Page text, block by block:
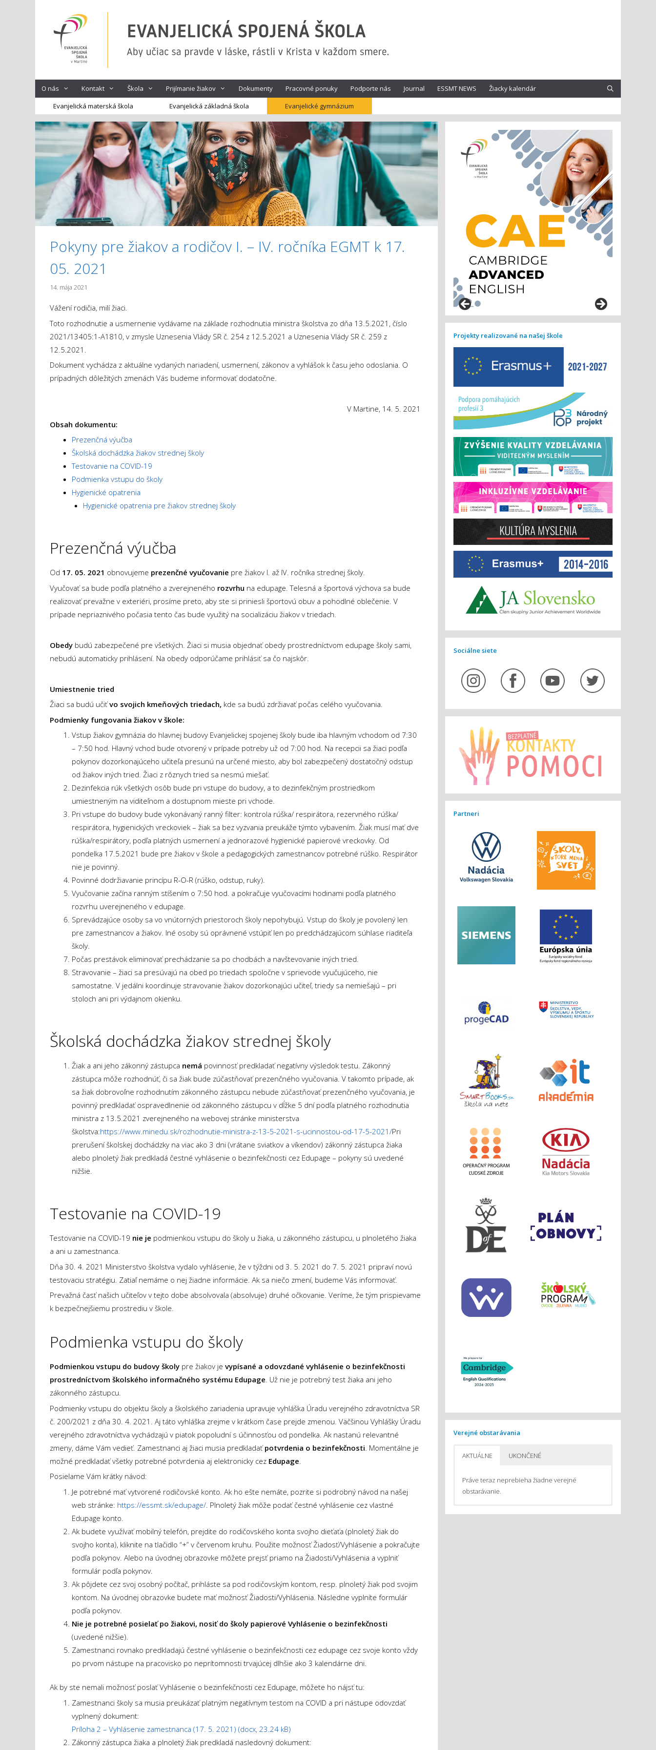
O nás Kontakt Škola Prijímanie žiakov Dokumenty Pracovné ponuky Podporte nás Journal ESSMT NEWS
Žiacky kalendár
Evanjelická materská škola
Evanjelická základná škola Evanjelické gymnázium
Pokyny pre žiakov a rodičov I. – IV. ročníka EGMT k 17.
05. 2021
14. mája 2021
Vážení rodičia, milí žiaci.
Toto rozhodnutie a usmernenie vydávame na základe rozhodnutia ministra školstva zo dňa 13.5.2021, číslo
2021/13405:1-A1810, v zmysle Uznesenia Vlády SR č. 254 z 12.5.2021 a Uznesenia Vlády SR č. 259 z
12.5.2021.
Dokument vychádza z aktuálne vydaných nariadení, usmernení, zákonov a vyhlášok k času jeho odoslania. O
prípadných dôležitých zmenách Vás budeme informovať dodatočne.
V Martine, 14. 5. 2021
Obsah dokumentu:
Prezenčná výučba
Školská dochádzka žiakov strednej školy
Testovanie na COVID-19
Podmienka vstupu do školy
Hygienické opatrenia
Hygienické opatrenia pre žiakov strednej školy
Prezenčná výučba
Od 17. 05. 2021 obnovujeme prezenčné vyučovanie pre žiakov I. až IV. ročníka strednej školy.
Vyučovať sa bude podľa platného a zverejneného rozvrhu na edupage. Telesná a športová výchova sa bude
realizovať prevažne v exteriéri, prosíme preto, aby ste si priniesli športovú obuv a pohodlné oblečenie. V
prípade nepriaznivého počasia tento čas bude využitý na socializáciu žiakov v triedach.
Obedy budú zabezpečené pre všetkých. Žiaci si musia objednať obedy prostredníctvom edupage školy sami,
nebudú automaticky prihlásení. Na obedy odporúčame prihlásiť sa čo najskôr.
Umiestnenie tried
Žiaci sa budú učiťvo svojich kmeňových triedach, kde sa budú zdržiavať počas celého vyučovania.
Podmienky fungovania žiakov v škole:
Vstup žiakov gymnázia do hlavnej budovy Evanjelickej spojenej školy bude iba hlavným vchodom od 7:30
– 7:50 hod. Hlavný vchod bude otvorený v prípade potreby už od 7:00 hod. Na recepcii sa žiaci podľa
pokynov dozorkonajúceho učiteľa presunú na určené miesto, aby bol zabezpečený dostatočný odstup
od žiakov iných tried. Žiaci z rôznych tried sa nesmú miešať.
Dezinfekcia rúk všetkých osôb bude pri vstupe do budovy, a to dezinfekčným prostriedkom
umiestneným na viditeľnom a dostupnom mieste pri vchode.
Pri vstupe do budovy bude vykonávaný ranný filter: kontrola rúška/ respirátora, rezervného rúška/
respirátora, hygienických vreckoviek – žiak sa bez vyzvania preukáže týmto vybavením. Žiak musí mať dve
rúška/respirátory, podľa platných usmernení a jednorazové hygienické papierové vreckovky. Od
pondelka 17.5.2021 bude pre žiakov v škole a pedagogických zamestnancov potrebné rúško. Respirátor
nie je povinný.
Povinné dodržiavanie princípu R-O-R (rúško, odstup, ruky).
Vyučovanie začína ranným stíšením o 7:50 hod. a pokračuje vyučovacími hodinami podľa platného
rozvrhu uverejneného v edupage.
Sprevádzajúce osoby sa vo vnútorných priestoroch školy nepohybujú. Vstup do školy je povolený len
pre zamestnancov a žiakov. Iné osoby sú oprávnené vstúpiť len po predchádzajúcom súhlase riaditeľa
školy.
Počas prestávok eliminovať prechádzanie sa po chodbách a navštevovanie iných tried.
Stravovanie – žiaci sa presúvajú na obed po triedach spoločne v sprievode vyučujúceho, nie
samostatne. V jedálni koordinuje stravovanie žiakov dozorkonajúci učiteľ, triedy sa nemiešajú – pri
stoloch ani pri výdajnom okienku.
Školská dochádzka žiakov strednej školy
Žiak a ani jeho zákonný zástupca nemá povinnosť predkladať negatívny výsledok testu. Zákonný
zástupca môže rozhodnúť, či sa žiak bude zúčastňovať prezenčného vyučovania. V takomto prípade, ak
sa žiak dobrovoľne rozhodnutím zákonného zástupcu nebude zúčastňovať prezenčného vyučovania, je
povinný predkladať ospravedlnenie od zákonného zástupcu v dĺžke 5 dní podľa platného rozhodnutia
ministra z 13.5.2021 zverejneného na webovej stránke ministerstva
školstva:https://www.minedu.sk/rozhodnutie-ministra-z-13-5-2021-s-ucinnostou-od-17-5-2021/Pri
prerušení školskej dochádzky na viac ako 3 dni (vrátane sviatkov a víkendov) zákonný zástupca žiaka
alebo plnoletý žiak predkladá čestné vyhlásenie o bezinfekčnosti cez Edupage – pokyny sú uvedené
nižšie.
Testovanie na COVID-19
Testovanie na COVID-19 nie je podmienkou vstupu do školy u žiaka, u zákonného zástupcu, u plnoletého žiaka
a ani u zamestnanca.
Dňa 30. 4. 2021 Ministerstvo školstva vydalo vyhlásenie, že v týždni od 3. 5. 2021 do 7. 5. 2021 pripraví novú
testovaciu stratégiu. Zatiaľ nemáme o nej žiadne informácie. Ak sa niečo zmení, budeme Vás informovať.
Prevažná časť našich učiteľov v tejto dobe absolvovala (absolvuje) druhé očkovanie. Veríme, že tým prispievame
k bezpečnejšiemu prostrediu v škole.
Podmienka vstupu do školy
Podmienkou vstupu do budovy školy pre žiakov je vypísané a odovzdané vyhlásenie o bezinfekčnosti
prostredníctvom školského informačného systému Edupage. Už nie je potrebný test žiaka ani jeho
zákonného zástupcu.
Podmienky vstupu do objektu školy a školského zariadenia upravuje vyhláška Úradu verejného zdravotníctva SR
č. 200/2021 z dňa 30. 4. 2021. Aj táto vyhláška zrejme v krátkom čase prejde zmenou. Väčšinou Vyhlášky Úradu
verejného zdravotníctva vychádzajú v piatok popoludní s účinnosťou od pondelka. Ak nastanú relevantné
zmeny, dáme Vám vedieť. Zamestnanci aj žiaci musia predkladať potvrdenia o bezinfekčnosti . Momentálne je
možné predkladať všetky potrebné potvrdenia aj elektronicky cez Edupage
Posielame Vám krátky návod:
Je potrebné mať vytvorené rodičovské konto. Ak ho ešte nemáte, pozrite si podrobný návod na našej
web stránke: https://essmt.sk/edupage/ . Plnoletý žiak môže podať čestné vyhlásenie cez vlastné
Edupage konto.
Ak budete využívať mobilný telefón, prejdite do rodičovského konta svojho dieťaťa (plnoletý žiak do
svojho konta), kliknite na tlačidlo “+” v červenom kruhu. Použite možnosť Žiadosť/Vyhlásenie a pokračujte
podľa pokynov. Alebo na úvodnej obrazovke môžete prejsť priamo na Žiadosti/Vyhlásenia a vyplniť
formulár podľa pokynov.
Ak pôjdete cez svoj osobný počítač, prihláste sa pod rodičovským kontom, resp. plnoletý žiak pod svojim
kontom. Na úvodnej obrazovke budete mať možnosť Žiadosti/Vyhlásenia. Následne vyplníte formulár
podľa pokynov.
Nie je potrebné posielať po žiakovi, nosiť do školy papierové Vyhlásenie o bezinfekčnosti
(uvedené nižšie).
Zamestnanci rovnako predkladajú čestné vyhlásenie o bezinfekčnosti cez edupage cez svoje konto vždy
po prvom nástupe na pracovisko po neprítomnosti trvajúcej dlhšie ako 3 kalendárne dni.
Ak by ste nemali možnosť poslať Vyhlásenie o bezinfekčnosti cez Edupage, môžete ho nájsť tu:
Zamestnanci školy sa musia preukázať platným negatívnym testom na COVID a pri nástupe odovzdať
vyplnený dokument:
Príloha 2 – Vyhlásenie zamestnanca (17. 5. 2021) (docx, 23.24 kB)
Zákonný zástupca žiaka a plnoletý žiak predkladá nasledovný dokument:
Projekty realizované na našej škole
Sociálne siete
Partneri
Verejné obstarávania
AKTUÁLNE UKONČENÉ
Práve teraz neprebieha žiadne verejné
obstarávanie.